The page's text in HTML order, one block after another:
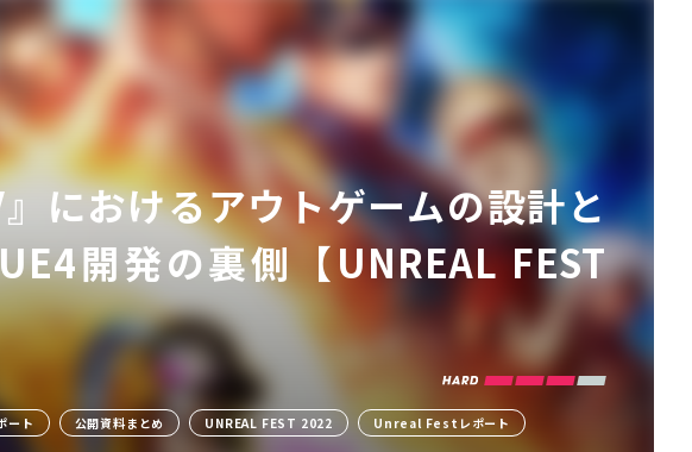
におけるアウトゲームの設計と
開発の裏側【UNREAL FEST
ート 公開資料まとめ UNREAL FEST 2022 Unreal Festレポート